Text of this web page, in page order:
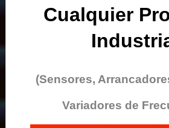
Cualquier
(Sensores,
Variadores de